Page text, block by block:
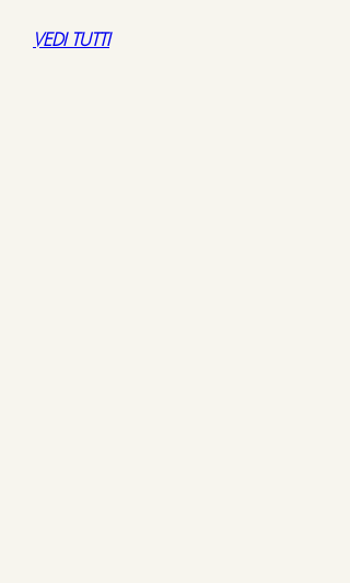
VEDI TUTTI